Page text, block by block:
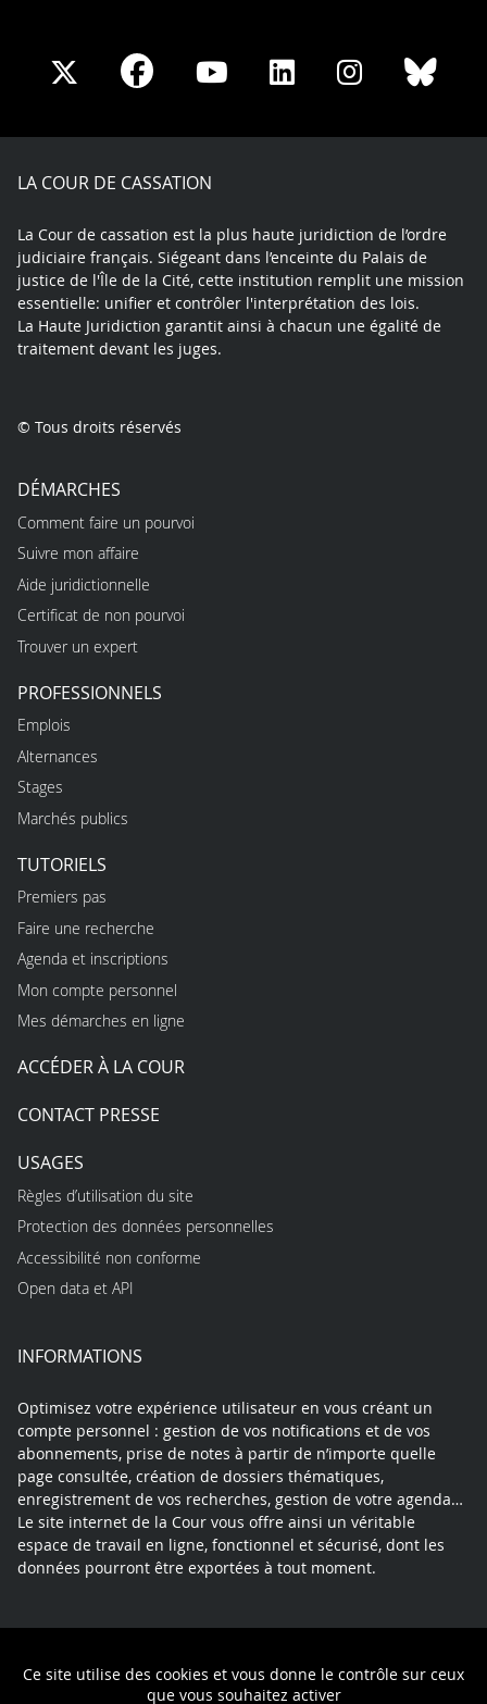
Ce site utilise des cookies et vous donne le contrôle sur ceux
que vous souhaitez activer
Share
X
Share
Facebook
Share
Youtube
Share
LinkedIn
Share
Instagram
LA COUR DE CASSATION
La Cour de cassation est la plus haute juridiction de l’ordre
judiciaire français. Siégeant dans l’enceinte du Palais de
justice de l'Île de la Cité, cette institution remplit une mission
essentielle: unifier et contrôler l'interprétation des lois.
La Haute Juridiction garantit ainsi à chacun une égalité de
traitement devant les juges.
© Tous droits réservés
DÉMARCHES
Comment faire un pourvoi
Suivre mon affaire
Aide juridictionnelle
Certificat de non pourvoi
Trouver un expert
PROFESSIONNELS
Emplois
Alternances
Stages
Marchés publics
TUTORIELS
Premiers pas
Faire une recherche
Agenda et inscriptions
Mon compte personnel
Mes démarches en ligne
ACCÉDER À LA COUR
CONTACT PRESSE
USAGES
Règles d’utilisation du site
Protection des données personnelles
Accessibilité non conforme
Open data et API
INFORMATIONS
Optimisez votre expérience utilisateur en vous créant un
compte personnel : gestion de vos notifications et de vos
abonnements, prise de notes à partir de n’importe quelle
page consultée, création de dossiers thématiques,
enregistrement de vos recherches, gestion de votre agenda…
Le site internet de la Cour vous offre ainsi un véritable
espace de travail en ligne, fonctionnel et sécurisé, dont les
données pourront être exportées à tout moment.
Politique de confidentialité